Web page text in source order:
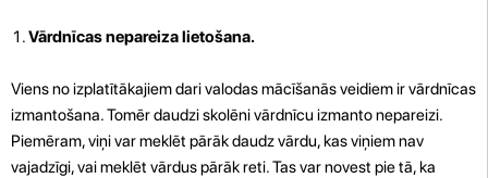
Vārdnīcas nepareiza lietošana.
Viens no izplatītākajiem dari valodas mācīšanās veidiem ir vārdnīcas
izmantošana. Tomēr daudzi skolēni vārdnīcu izmanto nepareizi.
Piemēram, viņi var meklēt pārāk daudz vārdu, kas viņiem nav
vajadzīgi, vai meklēt vārdus pārāk reti. Tas var novest pie tā, ka